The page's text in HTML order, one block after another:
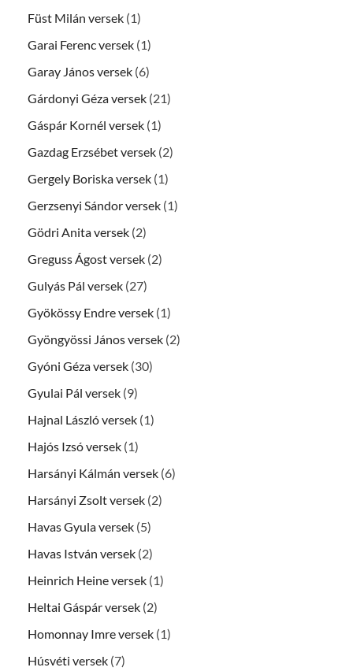
Füst Milán versek (1)
Garai Ferenc versek (1)
Garay János versek (6)
Gárdonyi Géza versek (21)
Gáspár Kornél versek (1)
Gazdag Erzsébet versek (2)
Gergely Boriska versek (1)
Gerzsenyi Sándor versek (1)
Gödri Anita versek (2)
Greguss Ágost versek (2)
Gulyás Pál versek (27)
Gyökössy Endre versek (1)
Gyöngyössi János versek (2)
Gyóni Géza versek (30)
Gyulai Pál versek (9)
Hajnal László versek (1)
Hajós Izsó versek (1)
Harsányi Kálmán versek (6)
Harsányi Zsolt versek (2)
Havas Gyula versek (5)
Havas István versek (2)
Heinrich Heine versek (1)
Heltai Gáspár versek (2)
Homonnay Imre versek (1)
Húsvéti versek (7)